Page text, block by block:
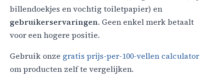
billendoekjes en vochtig toiletpapier) en
gebruikerservaringen. Geen enkel merk betaalt
voor een hogere positie.
Gebruik onze gratis prijs-per-100-vellen calculator
om producten zelf te vergelijken.